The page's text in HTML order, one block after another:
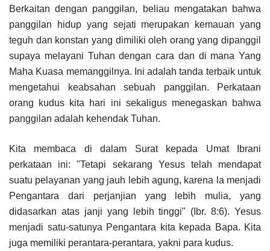
Berkaitan dengan panggilan, beliau mengatakan bahwa
panggilan hidup yang sejati merupakan kemauan yang
teguh dan konstan yang dimiliki oleh orang yang dipanggil
supaya melayani Tuhan dengan cara dan di mana Yang
Maha Kuasa memanggilnya. Ini adalah tanda terbaik untuk
mengetahui keabsahan sebuah panggilan. Perkataan
orang kudus kita hari ini sekaligus menegaskan bahwa
panggilan adalah kehendak Tuhan.
Kita membaca di dalam Surat kepada Umat Ibrani
perkataan ini: "Tetapi sekarang Yesus telah mendapat
suatu pelayanan yang jauh lebih agung, karena la menjadi
Pengantara dari perjanjian yang lebih mulia, yang
didasarkan atas janji yang lebih tinggi" (Ibr. 8:6). Yesus
menjadi satu-satunya Pengantara kita kepada Bapa. Kita
juga memiliki perantara-perantara, yakni para kudus.